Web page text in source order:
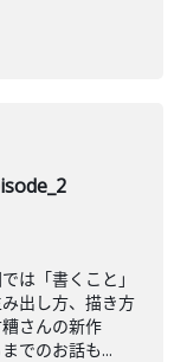
は「書くこと」
出し方、描き方
さんの新作
でのお話も...